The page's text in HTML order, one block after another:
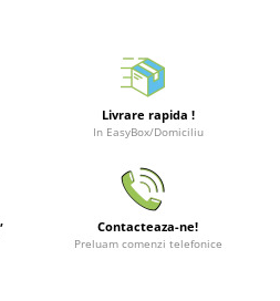
Livrare rapida !
In EasyBox/Domiciliu
Contacteaza-ne!
Preluam comenzi telefonice